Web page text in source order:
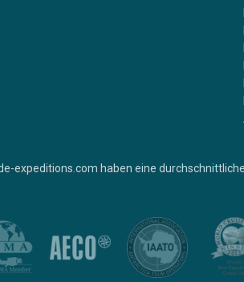
expeditions.com haben eine durchschnittliche